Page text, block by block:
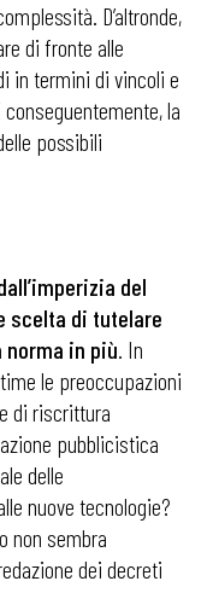
D’altronde,
di fronte alle
in termini di vincoli e
la
possibili
del
scelta di tutelare
in più. In
le preoccupazioni
di riscrittura
pubblicistica
delle
nuove tecnologie?
non sembra
dei decreti